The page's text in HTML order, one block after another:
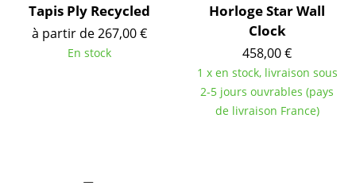
Bureau
Entrée & Couloir
Tapis Ply Recycled
à partir de 267,00 €
En stock
Horloge Star Wall
Clock
458,00 €
1 x en stock, livraison sous
2-5 jours ouvrables (pays
de livraison France)